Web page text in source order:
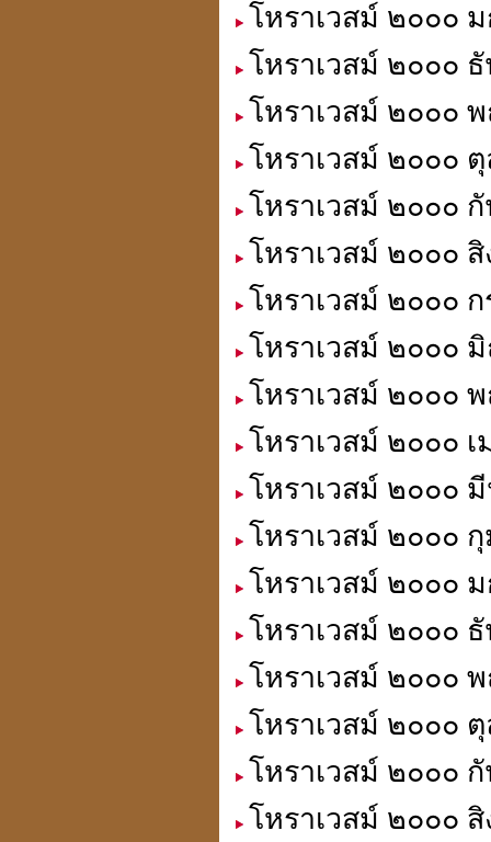
โหราเวสม์ ๒๐๐๐
โหราเวสม์ ๒๐๐๐
โหราเวสม์ ๒๐๐๐
โหราเวสม์ ๒๐๐๐
โหราเวสม์ ๒๐๐๐
โหราเวสม์ ๒๐๐๐
โหราเวสม์ ๒๐๐๐
โหราเวสม์ ๒๐๐๐
โหราเวสม์ ๒๐๐๐
โหราเวสม์ ๒๐๐๐
โหราเวสม์ ๒๐๐๐
โหราเวสม์ ๒๐๐๐
โหราเวสม์ ๒๐๐๐
โหราเวสม์ ๒๐๐๐
โหราเวสม์ ๒๐๐๐
โหราเวสม์ ๒๐๐๐
โหราเวสม์ ๒๐๐๐
โหราเวสม์ ๒๐๐๐